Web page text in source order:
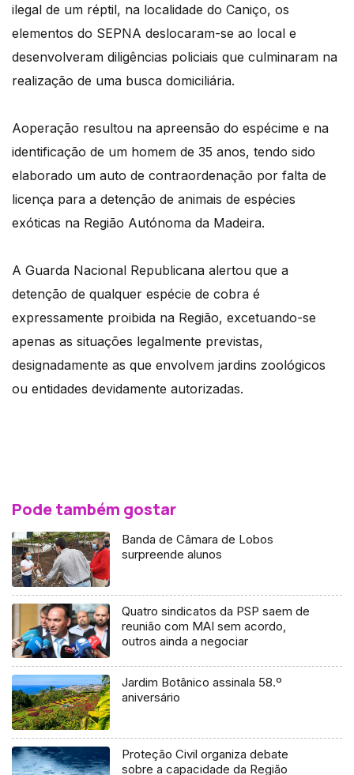
ilegal de um réptil, na localidade do Caniço, os
elementos do SEPNA deslocaram-se ao local e
desenvolveram diligências policiais que culminaram na
realização de uma busca domiciliária.
Aoperação resultou na apreensão do espécime e na
identificação de um homem de 35 anos, tendo sido
elaborado um auto de contraordenação por falta de
licença para a detenção de animais de espécies
exóticas na Região Autónoma da Madeira.
A Guarda Nacional Republicana alertou que a
detenção de qualquer espécie de cobra é
expressamente proibida na Região, excetuando-se
apenas as situações legalmente previstas,
designadamente as que envolvem jardins zoológicos
ou entidades devidamente autorizadas.
Pode também gostar
Banda de Câmara de Lobos
surpreende alunos
Quatro sindicatos da PSP saem de
reunião com MAI sem acordo,
outros ainda a negociar
Jardim Botânico assinala 58.º
aniversário
Proteção Civil organiza debate
sobre a capacidade da Região